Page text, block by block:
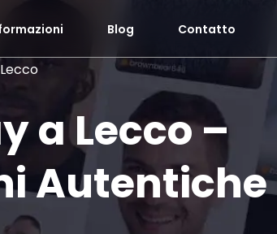
Blog Contatto
Lecco
a Lecco –
Autentiche